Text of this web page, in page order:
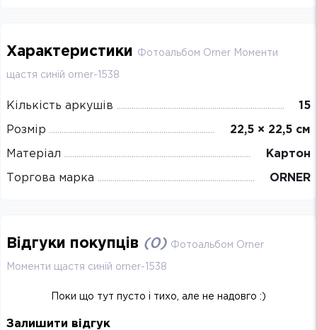
Характеристики Фотоальбом Orner Моменти
щастя синій orner-1538
Кількість аркушів 15
Розмір 22,5 × 22,5 см
Матеріал Картон
Торгова марка ORNER
Відгуки покупців (0) Фотоальбом Orner
Моменти щастя синій orner-1538
Поки що тут пусто і тихо, але не надовго :)
Залишити відгук